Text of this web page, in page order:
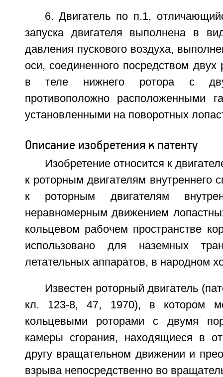
6. Двигатель по п.1,
запуска двигателя выполнена в
давления пускового воздуха,
оси, соединенного посредством
в теле нижнего ротора с
противоположно расположенными
установленными на поворотных
Описание изобретения к патенту
Изобретение относится к
к роторным двигателям внутреннего
к роторным двигателям
неравномерным движением
кольцевом рабочем пространстве
использовано для наземных
летательных аппаратов, в народном
Известен роторный двигатель
кл. 123-8, 47, 1970), в котором
кольцевыми роторами с двумя
камеры сгорания, находящиеся в
другу вращательном движении и
взрыва непосредственно во